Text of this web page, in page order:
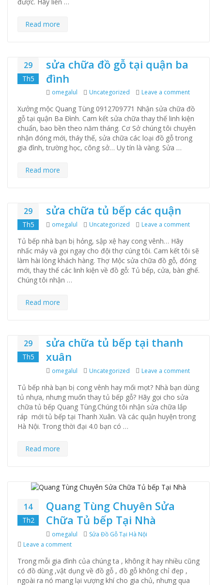
Read more
29
Th5
sửa chữa đồ gỗ tại quận ba
đình
Author
omegalul Categories
Uncategorized Leave a comment
Xưởng mộc Quang Tùng 0912709771 Nhận sửa chữa đồ
gỗ tại quận Ba Đình. Cam kết sửa chữa thay thế linh kiện
chuẩn, bao bền theo năm tháng. Cơ Sở chúng tôi chuyên
nhận đóng mới, tháy thế, sửa chữa các loại đồ gỗ trong
gia đình, trường học, công sở… Uy tín là vàng. Sửa …
Read more
29
Th5
sửa chữa tủ bếp các quận
Author
omegalul Categories
Uncategorized Leave a comment
Tủ bếp nhà bạn bị hỏng, sập xệ hay cong vênh… Hãy
nhấc máy và gọi ngay cho đội thợ cúng tôi. Cam kết tôi sẽ
làm hài lòng khách hàng. Thợ Mộc sửa chữa đồ gỗ, đóng
mới, thay thế các linh kiện về đồ gỗ: Tủ bếp, cửa, bàn ghế.
Chúng tôi nhận …
Read more
29
Th5
sửa chữa tủ bếp tại thanh
xuân
Author
omegalul Categories
Uncategorized Leave a comment
Tủ bếp nhà bạn bị cong vênh hay mối mọt? Nhà bạn dùng
tủ nhựa, nhưng muốn thay tủ bếp gỗ? Hãy gọi cho sửa
chữa tủ bếp Quang Tùng.Chúng tôi nhận sửa chữa lắp
ráp mới tủ bếp tại Thanh Xuân. Và các quận huyện trong
Hà Nội. Trong thời đại 4.0 bạn có …
Read more
14
Th2
Quang Tùng Chuyên Sửa
Chữa Tủ bếp Tại Nhà
Author
omegalul Categories
Sửa Đồ Gỗ Tại Hà Nội
Leave a comment
Trong mỗi gia đình của chúng ta , không ít hay nhiều cũng
có đồ dùng ,vật dụng về đồ gỗ , đồ gỗ không chỉ đẹp ,
ngoài ra nó mang lại vượng khí cho gia chủ, nhưng qua